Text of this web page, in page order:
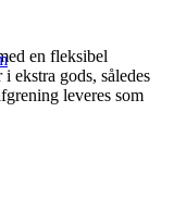
en fleksibel
ekstra gods, således
leveres som